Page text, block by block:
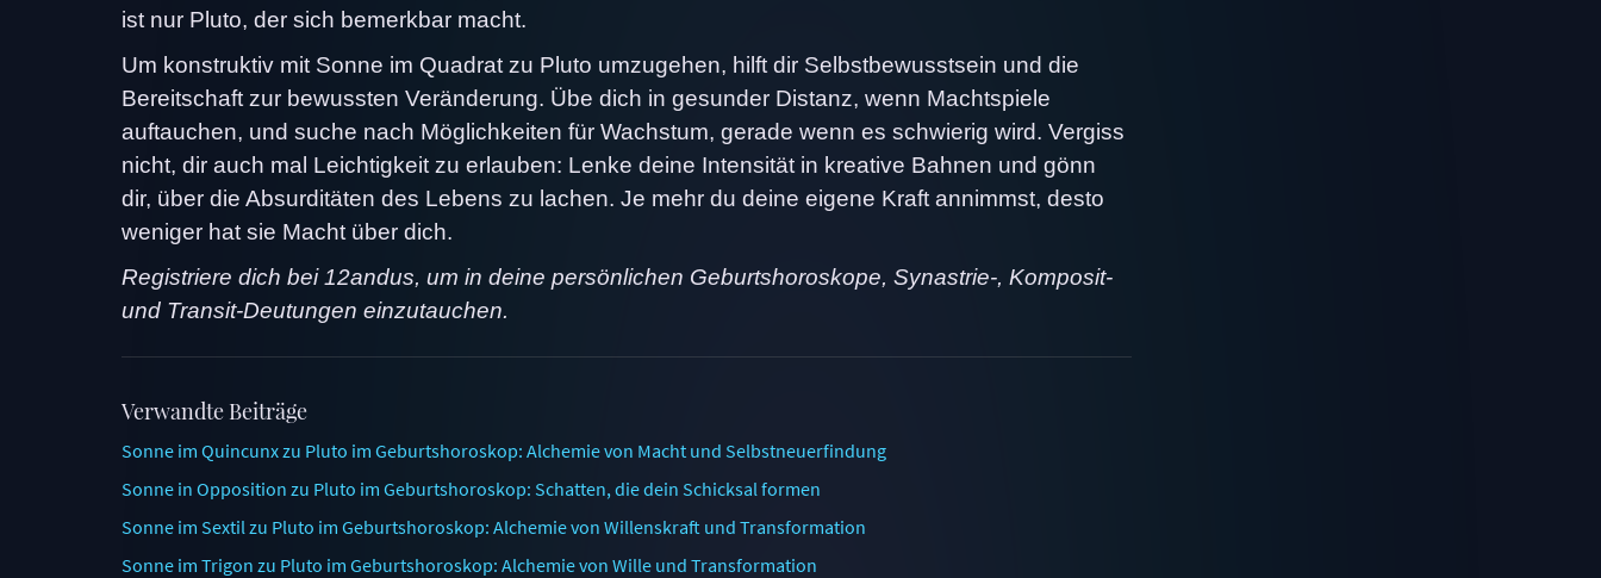
ist nur Pluto, der sich bemerkbar macht.
Um konstruktiv mit Sonne im Quadrat zu Pluto umzugehen, hilft dir Selbstbewusstsein und die
Bereitschaft zur bewussten Veränderung. Übe dich in gesunder Distanz, wenn Machtspiele
auftauchen, und suche nach Möglichkeiten für Wachstum, gerade wenn es schwierig wird. Vergiss
nicht, dir auch mal Leichtigkeit zu erlauben: Lenke deine Intensität in kreative Bahnen und gönn
dir, über die Absurditäten des Lebens zu lachen. Je mehr du deine eigene Kraft annimmst, desto
weniger hat sie Macht über dich.
Registriere dich bei 12andus, um in deine persönlichen Geburtshoroskope, Synastrie-, Komposit-
und Transit-Deutungen einzutauchen.
Verwandte Beiträge
Sonne im Quincunx zu Pluto im Geburtshoroskop: Alchemie von Macht und Selbstneuerfindung
Sonne in Opposition zu Pluto im Geburtshoroskop: Schatten, die dein Schicksal formen
Sonne im Sextil zu Pluto im Geburtshoroskop: Alchemie von Willenskraft und Transformation
Sonne im Trigon zu Pluto im Geburtshoroskop: Alchemie von Wille und Transformation